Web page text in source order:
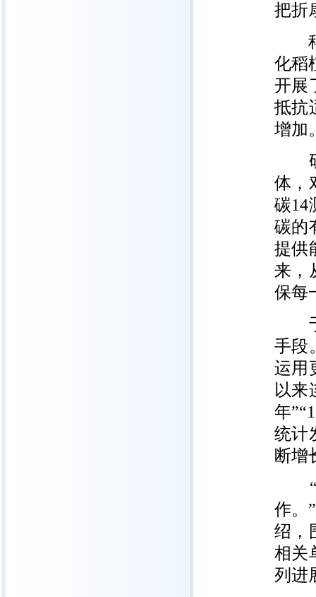
把折
科
化稻
开展
抵抗
增加
研
体，
碳14
碳的
提供
来，
保每
于
手段
运用
以来
年
统计
断增
“文
作。
绍，
相关
列进